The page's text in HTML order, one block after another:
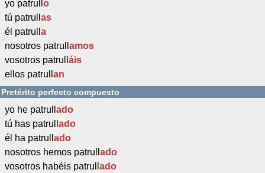
yo patrull o
tú patrull as
él patrull a
nosotros patrull amos
vosotros patrull áis
ellos patrull an
Pretérito perfecto compuesto
yo he patrull ado
tú has patrull ado
él ha patrull ado
nosotros hemos patrull ado
vosotros habéis patrull ado